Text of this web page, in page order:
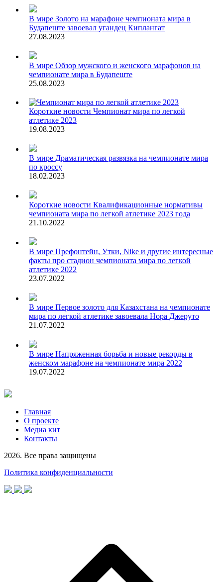
В мире Золото на марафоне чемпионата мира в
Будапеште завоевал угандец Киплангат
27.08.2023
В мире Обзор мужского и женского марафонов на
чемпионате мира в Будапеште
25.08.2023
Короткие новости Чемпионат мира по легкой
атлетике 2023
19.08.2023
В мире Драматическая развязка на чемпионате мира
по кроссу
18.02.2023
Короткие новости Квалификационные нормативы
чемпионата мира по легкой атлетике 2023 года
21.10.2022
В мире Префонтейн, Утки, Nike и другие интересные
факты про стадион чемпионата мира по легкой
атлетике 2022
23.07.2022
В мире Первое золото для Казахстана на чемпионате
мира по легкой атлетике завоевала Нора Джеруто
21.07.2022
В мире Напряженная борьба и новые рекорды в
женском марафоне на чемпионате мира 2022
19.07.2022
Главная
О проекте
Медиа кит
Контакты
2026. Все права защищены
Политика конфиденциальности